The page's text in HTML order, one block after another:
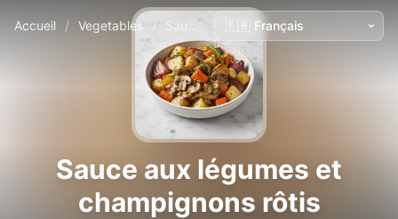
Accueil / Vegetables / Sauce aux légumes et champignons rôtis
Sauce aux légumes et
champignons rôtis